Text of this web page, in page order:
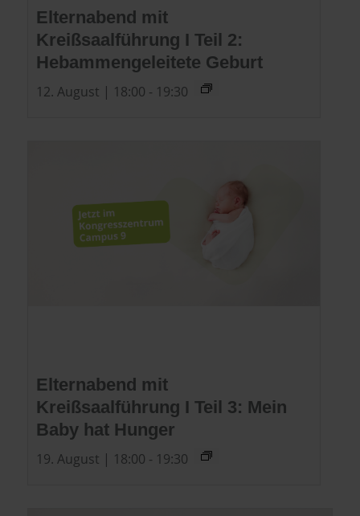
Elternabend mit
Kreißsaalführung I Teil 2:
Hebammengeleitete Geburt
12. August | 18:00 - 19:30
Elternabend mit
Kreißsaalführung I Teil 3: Mein
Baby hat Hunger
19. August | 18:00 - 19:30